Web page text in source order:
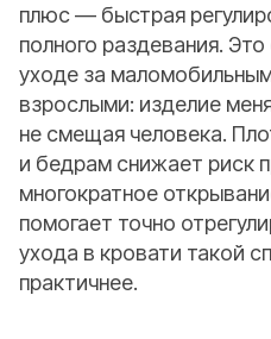
плюс — быстрая
полного раздевания.
уходе за
взрослыми: изделие
не смещая человека.
и бедрам снижает риск
многократное
помогает точно
ухода в кровати такой
практичнее.